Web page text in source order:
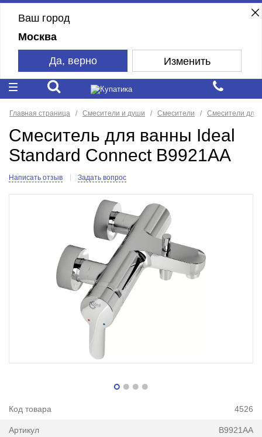
Ваш город
Москва
Да, верно Изменить
Главная страница Смесители и души Смесители Смесители для
Смеситель для ванны Ideal
Standard Connect B9921AA
Написать отзыв Задать вопрос
Код товара 4526
Артикул B9921AA